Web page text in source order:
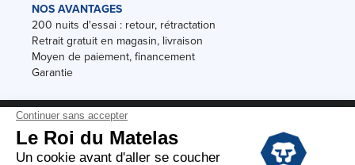
NOS AVANTAGES
200 nuits d'essai : retour, rétractation
Retrait gratuit en magasin, livraison
Moyen de paiement, financement
Garantie
Conditions des offres
Black Friday
Destockage